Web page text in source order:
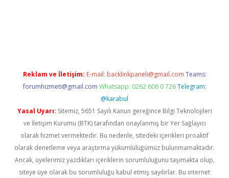
Reklam ve İletişim: E-mail: backlinkpaneli@gmail.com Teams:
forumhizmeti@gmail.com Whatsapp: 0262 606 0 726 Telegram:
@karabul
Yasal Uyarı: Sitemiz, 5651 Sayılı Kanun gereğince Bilgi Teknolojileri
ve İletişim Kurumu (BTK) tarafından onaylanmış bir Yer Sağlayıcı
olarak hizmet vermektedir. Bu nedenle, sitedeki içerikleri proaktif
olarak denetleme veya araştırma yükümlülüğümüz bulunmamaktadır.
Ancak, üyelerimiz yazdıkları içeriklerin sorumluluğunu taşımakta olup,
siteye üye olarak bu sorumluluğu kabul etmiş sayılırlar. Bu internet